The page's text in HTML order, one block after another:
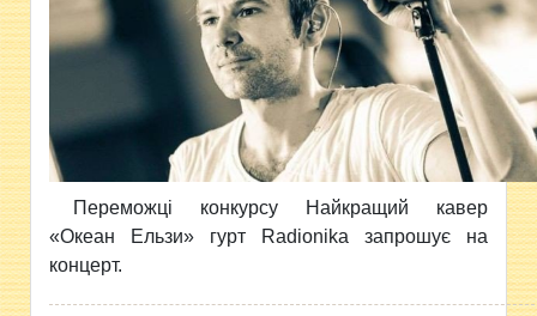
Переможці конкурсу Найкращий кавер
«Океан Ельзи» гурт Radionika запрошує на
концерт.